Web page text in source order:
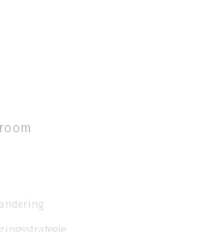
met
hij Hillary Clinton,
om haar droom de
van de